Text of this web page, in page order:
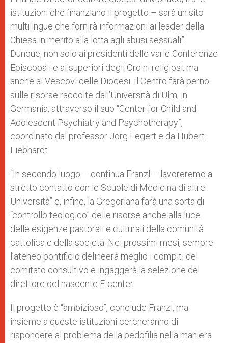
istituzioni che finanziano il progetto – sarà un sito
multilingue che fornirà informazioni ai leader della
Chiesa in merito alla lotta agli abusi sessuali”.
Dunque, non solo ai presidenti delle varie Conferenze
Episcopali e ai superiori degli Ordini religiosi, ma
anche ai Vescovi delle Diocesi. Il Centro farà perno
sulle risorse raccolte dall’Università di Ulm, in
Germania, attraverso il suo “Center for Child and
Adolescent Psychiatry and Psychotherapy”,
coordinato dal professor Jörg Fegert e da Hubert
Liebhardt.
“In secondo luogo – continua Franzl – lavoreremo a
stretto contatto con le Scuole di Medicina di altre
Università” e, infine, la Gregoriana farà una sorta di
“controllo teologico” delle risorse anche alla luce
delle esigenze pastorali e culturali della comunità
cattolica e della società. Nei prossimi mesi, sempre
l’ateneo pontificio delineerà meglio i compiti del
comitato consultivo e ingaggerà la selezione del
direttore del nascente E-center.
Il progetto è “ambizioso”, conclude Franzl, ma
insieme a queste istituzioni cercheranno di
rispondere al problema della pedofilia nella maniera